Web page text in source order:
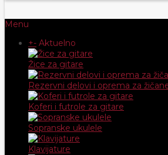
Menu
+- Aktuelno
Žice za gitare
Rezervni delovi i oprema za
Koferi i futrole za gitare
Sopranske ukulele
Klavijature